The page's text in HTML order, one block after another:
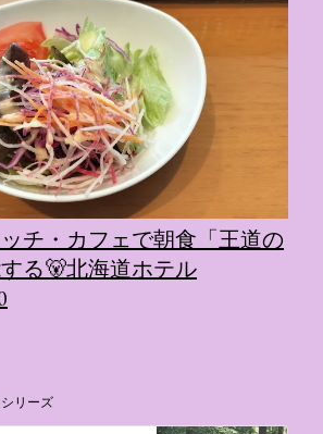
チ・カフェで朝食「王道の
る🐻北海道ホテル
リーズ